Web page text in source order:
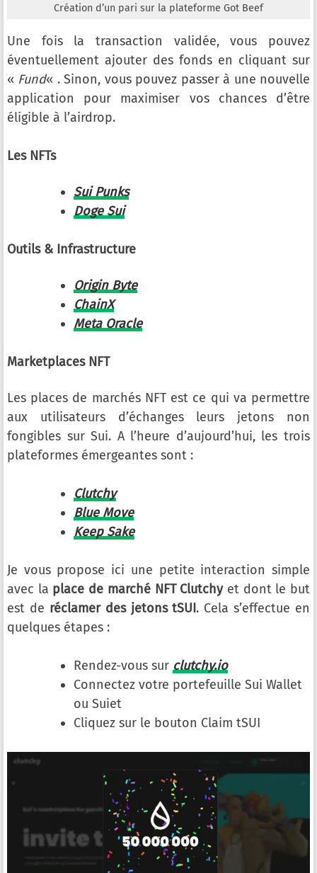
Création d’un pari sur la plateforme Got Beef
Une fois la transaction validée, vous pouvez
éventuellement ajouter des fonds en cliquant sur
« Fund« . Sinon, vous pouvez passer à une nouvelle
application pour maximiser vos chances d’être
éligible à l’airdrop.
Les NFTs
Sui Punks
Doge Sui
Outils & Infrastructure
Origin Byte
ChainX
Meta Oracle
Marketplaces NFT
Les places de marchés NFT est ce qui va permettre
aux utilisateurs d’échanges leurs jetons non
fongibles sur Sui. A l’heure d’aujourd’hui, les trois
plateformes émergeantes sont :
Clutchy
Blue Move
Keep Sake
Je vous propose ici une petite interaction simple
avec la place de marché NFT Clutchyet dont le but
est de réclamer des jetons tSUI. Cela s’effectue en
quelques étapes :
Rendez-vous sur clutchy.io
Connectez votre portefeuille Sui Wallet
ou Suiet
Cliquez sur le bouton Claim tSUI